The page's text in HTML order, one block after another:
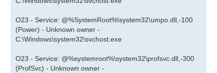
O23 - Service: @%SystemRoot%\system32\umpo.dll,-100
(Power) - Unknown owner -
C:\Windows\system32\svchost.exe
O23 - Service: @%systemroot%\system32\profsvc.dll,-300
(ProfSvc) - Unknown owner -